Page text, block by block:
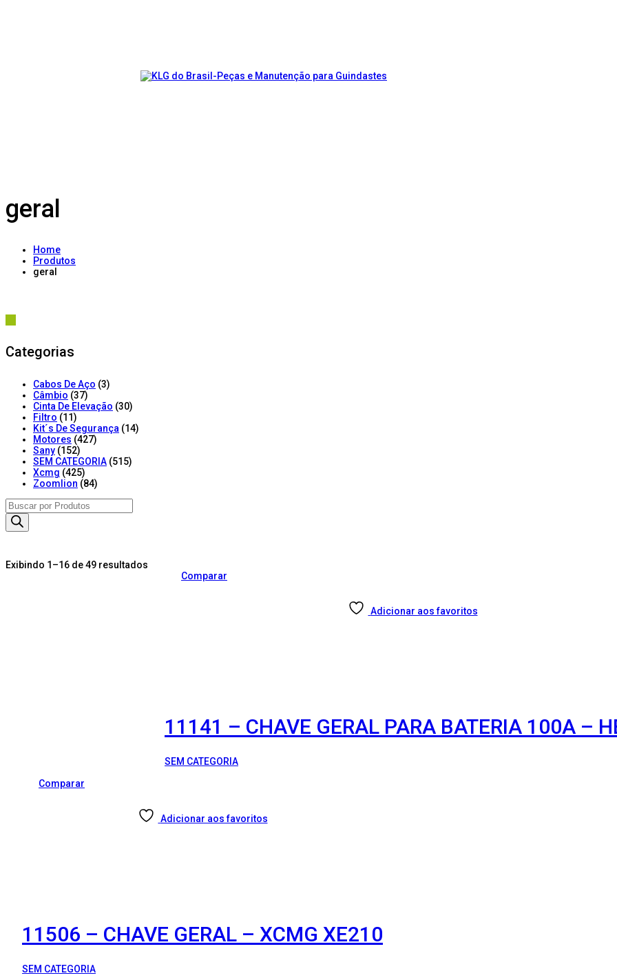
geral
Home
Produtos
geral
Categorias
Cabos De Aço (3)
Câmbio (37)
Cinta De Elevação (30)
Filtro (11)
Kit´s De Segurança (14)
Motores (427)
Sany (152)
SEM CATEGORIA (515)
Xcmg (425)
Zoomlion (84)
Products
search
Exibindo 1–16 de 49 resultados
Comparar
Adicionar aos favoritos
11141 – CHAVE GERAL PARA BATERIA 100A –
SEM CATEGORIA
Comparar
Adicionar aos favoritos
11506 – CHAVE GERAL – XCMG XE210
SEM CATEGORIA